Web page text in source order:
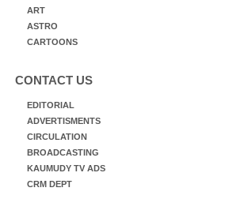
ART
ASTRO
CARTOONS
CONTACT US
EDITORIAL
ADVERTISMENTS
CIRCULATION
BROADCASTING
KAUMUDY TV ADS
CRM DEPT